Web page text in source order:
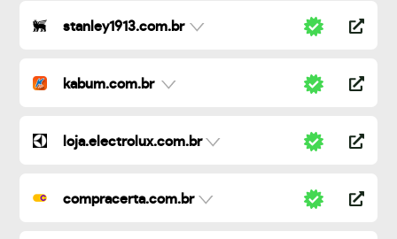
stanley1913.com.br
kabum.com.br
loja.electrolux.com.br
compracerta.com.br